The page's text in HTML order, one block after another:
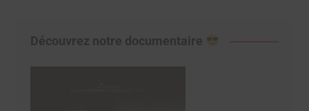
Découvrez notre documentaire